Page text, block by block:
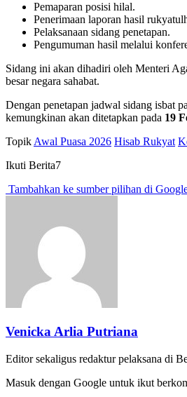
Pemaparan posisi hilal.
Penerimaan laporan hasil
Pelaksanaan sidang penetapan.
Pengumuman hasil melalui
Sidang ini akan dihadiri oleh Menteri
besar negara sahabat.
Dengan penetapan jadwal sidang isbat
kemungkinan akan ditetapkan pada 19
TopikAwal Puasa 2026 Hisab Rukyat
Ikuti Berita7
Tambahkan ke sumber pilihan di
Venicka Arlia Putriana
Editor sekaligus redaktur pelaksana di
Masuk dengan Google untuk ikut